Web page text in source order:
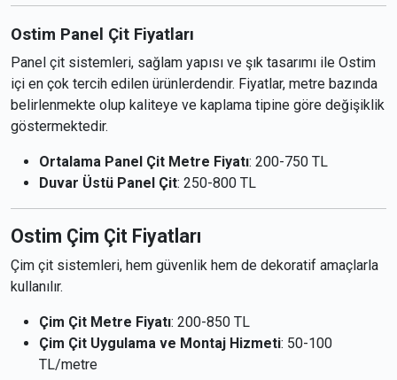
Ostim Panel Çit Fiyatları
Panel çit sistemleri, sağlam yapısı ve şık tasarımı ile Ostim
içi en çok tercih edilen ürünlerdendir. Fiyatlar, metre bazında
belirlenmekte olup kaliteye ve kaplama tipine göre değişiklik
göstermektedir.
Ortalama Panel Çit Metre Fiyatı: 200-750 TL
Duvar Üstü Panel Çit: 250-800 TL
Ostim Çim Çit Fiyatları
Çim çit sistemleri, hem güvenlik hem de dekoratif amaçlarla
kullanılır.
Çim Çit Metre Fiyatı: 200-850 TL
Çim Çit Uygulama ve Montaj Hizmeti: 50-100
TL/metre